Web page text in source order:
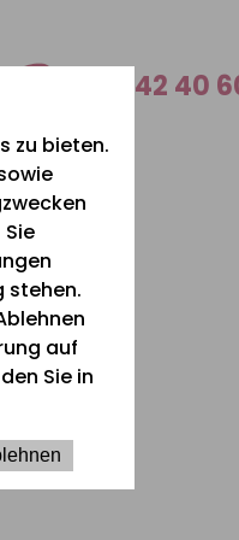
zu bieten.
stehen.
auf
Sie in
0 26 42 40